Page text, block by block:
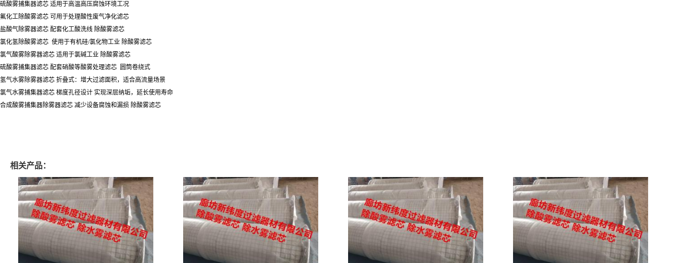
硫酸雾捕集器滤芯 适用于高温高压腐蚀环境工况
氟化工除酸雾滤芯 可用于处理酸性废气净化滤芯
盐酸气除雾器滤芯 配套化工酸洗线 除酸雾滤芯
氯化氢除酸雾滤芯 使用于有机硅/氯化物工业 除酸雾滤芯
氯气酸雾除雾器滤芯 适用于氯碱工业 除酸雾滤芯
硫酸雾捕集器滤芯 配套硝酸等酸雾处理滤芯 圆筒卷绕式
氢气水雾除雾器滤芯 折叠式：增大过滤面积，适合高流量场景
氯气水雾捕集器滤芯 梯度孔径设计 实现深层纳垢，延长使用寿命
合成酸雾捕集器除雾器滤芯 减少设备腐蚀和漏损 除酸雾滤芯
相关产品：